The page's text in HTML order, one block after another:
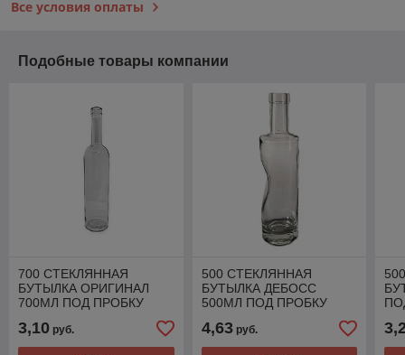
Все условия оплаты
Подобные товары компании
700 СТЕКЛЯННАЯ
БУТЫЛКА ОРИГИНАЛ
700МЛ ПОД ПРОБКУ
3,10 руб.
500 СТЕКЛЯННАЯ
БУТЫЛКА ДЕБОСС
500МЛ ПОД ПРОБКУ
4,63руб.